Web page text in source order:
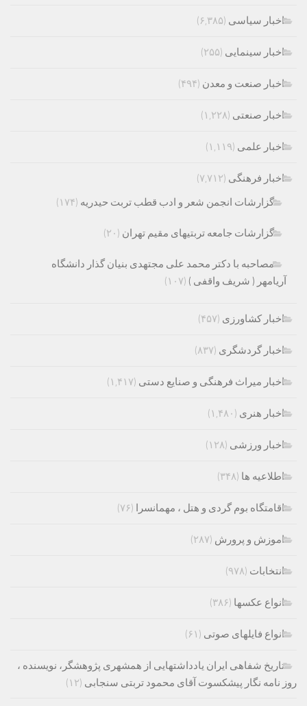
اخبار سیاسی (۶,۳۸۵)
اخبار سینمایی (۲۵۵)
اخبار صنعت و معدن (۴۹۴)
اخبار صنعتی (۱,۲۲۸)
اخبار علمی (۱,۱۱۹)
اخبار فرهنگی (۷,۷۱۲)
گزارشات انجمن شعر و ادب قطب تربت حیدریه (۱۷۴)
گزارشات جامعه تربتیهای مقیم تهران (۲۰)
مصاحبه با دکتر محمد علی مجتهدی بنیان گذار دانشگاه
آریامهر ( شریف واقفی ) (۱۰۷)
اخبار کشاورزی (۴۵۷)
اخبار گردشگری (۸۳۷)
اخبار میراث فرهنگی و صنایع دستی (۱,۴۱۷)
اخبار هنری (۱,۴۸۰)
اخبار ورزشی (۱۲۸)
اطلاعیه ها (۳۴۸)
اقامتگاه بوم گردی و هتل ، مهمانسرا (۷۶)
اموزش و پرورش (۲۸۷)
انتخابات (۹۷۸)
انواع عکسها (۳۸۶)
انواع فایلهای صوتی (۶۱)
تاریخ شفاهی ایران یادداشتهایی از همشهری پژوهشگر، نویسنده ،
روز نامه نگار پیشکسوت آقای محمود تربتی سنجابی (۱۲)